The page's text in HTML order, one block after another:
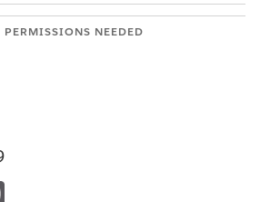
PERMISSIONS NEEDED
page and click the ARC Graph tab.
the parent node.